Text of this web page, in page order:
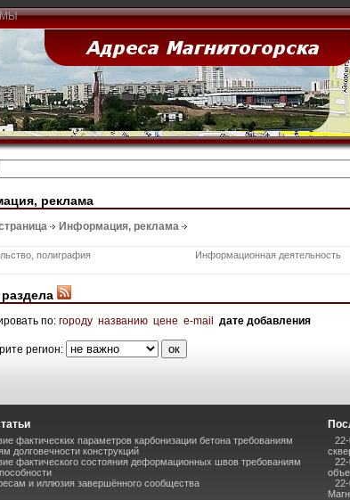
реклама
Информация, реклама
полиграфия Информационная деятельность
по: городу названию цене e-mail дате добавления
регион:
фактических параметров карбонизации бетона требованиям
долговечности конструкций
фактического состояния деформационных швов требованиям
и иллюзия завершённого сообщества